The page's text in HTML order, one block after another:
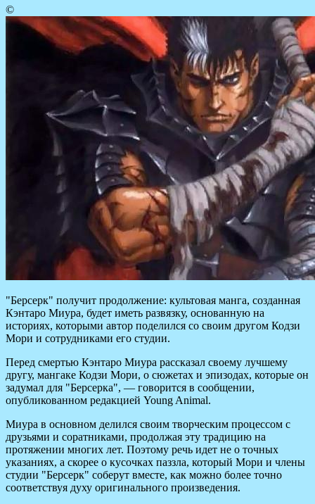
©
"Берсерк" получит продолжение: культовая манга, созданная
Кэнтаро Миура, будет иметь развязку, основанную на
историях, которыми автор поделился со своим другом Кодзи
Мори и сотрудниками его студии.
Перед смертью Кэнтаро Миура рассказал своему лучшему
другу, мангаке Кодзи Мори, о сюжетах и эпизодах, которые он
задумал для "Берсерка", — говорится в сообщении,
опубликованном редакцией Young Animal.
Миура в основном делился своим творческим процессом с
друзьями и соратниками, продолжая эту традицию на
протяжении многих лет. Поэтому речь идет не о точных
указаниях, а скорее о кусочках паззла, который Мори и члены
студии "Берсерк" соберут вместе, как можно более точно
соответствуя духу оригинального произведения.